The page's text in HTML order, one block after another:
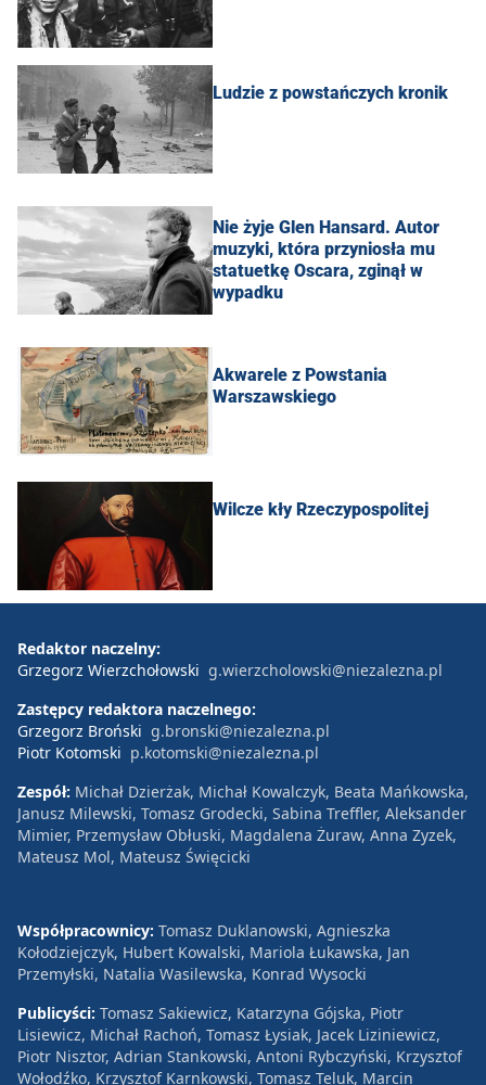
Ludzie z powstańczych kronik
Nie żyje Glen Hansard. Autor
muzyki, która przyniosła mu
statuetkę Oscara, zginął w
wypadku
Akwarele z Powstania
Warszawskiego
Wilcze kły Rzeczypospolitej
Redaktor naczelny:
Grzegorz Wierzchołowski g.wierzcholowski@niezalezna.pl
Zastępcy redaktora naczelnego:
Grzegorz Broński g.bronski@niezalezna.pl
Piotr Kotomski p.kotomski@niezalezna.pl
Zespół: Michał Dzierżak, Michał Kowalczyk, Beata Mańkowska,
Janusz Milewski, Tomasz Grodecki, Sabina Treffler, Aleksander
Mimier, Przemysław Obłuski, Magdalena Żuraw, Anna Zyzek,
Mateusz Mol, Mateusz Święcicki
Współpracownicy: Tomasz Duklanowski, Agnieszka
Kołodziejczyk, Hubert Kowalski, Mariola Łukawska, Jan
Przemyłski, Natalia Wasilewska, Konrad Wysocki
Publicyści: Tomasz Sakiewicz, Katarzyna Gójska, Piotr
Lisiewicz, Michał Rachoń, Tomasz Łysiak, Jacek Liziniewicz,
Piotr Nisztor, Adrian Stankowski, Antoni Rybczyński, Krzysztof
Wołodźko, Krzysztof Karnkowski, Tomasz Teluk, Marcin